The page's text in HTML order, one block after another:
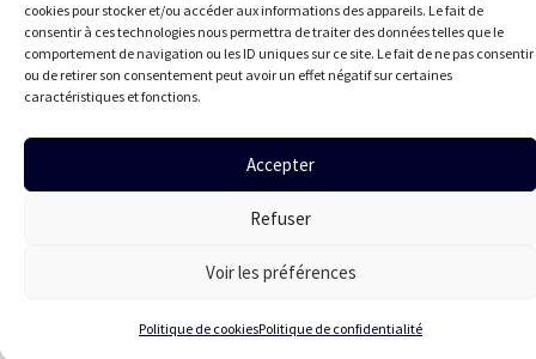
cookies pour stocker et/ou accéder aux informations des appareils. Le fait de
consentir à ces technologies nous permettra de traiter des données telles que le
comportement de navigation ou les ID uniques sur ce site. Le fait de ne pas consentir
ou de retirer son consentement peut avoir un effet négatif sur certaines
caractéristiques et fonctions.
Accepter
Refuser
Voir les préférences
Politique de cookiesPolitique de confidentialité
Présentation
Territoire
Conseil administration
Réalisation © Bluekat Digital 2024-2026